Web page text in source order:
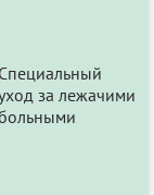
Специальный
за лежачими